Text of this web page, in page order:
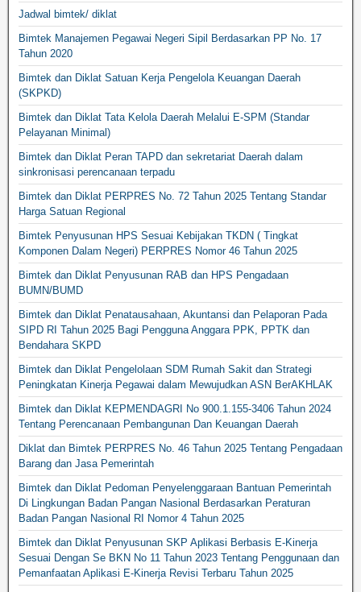
Jadwal bimtek/ diklat
Bimtek Manajemen Pegawai Negeri Sipil Berdasarkan PP No. 17
Tahun 2020
Bimtek dan Diklat Satuan Kerja Pengelola Keuangan Daerah
(SKPKD)
Bimtek dan Diklat Tata Kelola Daerah Melalui E-SPM (Standar
Pelayanan Minimal)
Bimtek dan Diklat Peran TAPD dan sekretariat Daerah dalam
sinkronisasi perencanaan terpadu
Bimtek dan Diklat PERPRES No. 72 Tahun 2025 Tentang Standar
Harga Satuan Regional
Bimtek Penyusunan HPS Sesuai Kebijakan TKDN ( Tingkat
Komponen Dalam Negeri) PERPRES Nomor 46 Tahun 2025
Bimtek dan Diklat Penyusunan RAB dan HPS Pengadaan
BUMN/BUMD
Bimtek dan Diklat Penatausahaan, Akuntansi dan Pelaporan Pada
SIPD RI Tahun 2025 Bagi Pengguna Anggara PPK, PPTK dan
Bendahara SKPD
Bimtek dan Diklat Pengelolaan SDM Rumah Sakit dan Strategi
Peningkatan Kinerja Pegawai dalam Mewujudkan ASN BerAKHLAK
Bimtek dan Diklat KEPMENDAGRI No 900.1.155-3406 Tahun 2024
Tentang Perencanaan Pembangunan Dan Keuangan Daerah
Diklat dan Bimtek PERPRES No. 46 Tahun 2025 Tentang Pengadaan
Barang dan Jasa Pemerintah
Bimtek dan Diklat Pedoman Penyelenggaraan Bantuan Pemerintah
Di Lingkungan Badan Pangan Nasional Berdasarkan Peraturan
Badan Pangan Nasional RI Nomor 4 Tahun 2025
Bimtek dan Diklat Penyusunan SKP Aplikasi Berbasis E-Kinerja
Sesuai Dengan Se BKN No 11 Tahun 2023 Tentang Penggunaan dan
Pemanfaatan Aplikasi E-Kinerja Revisi Terbaru Tahun 2025